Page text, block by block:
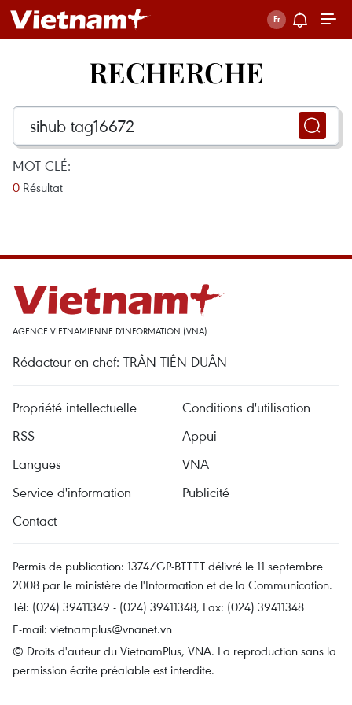
RECHERCHE
MOT CLÉ:
0 Résultat
AGENCE VIETNAMIENNE D'INFORMATION (VNA)
Rédacteur en chef: TRÂN TIÊN DUÂN
Propriété intellectuelle
Conditions d'utilisation
RSS
Appui
Langues
VNA
Service d'information
Publicité
Contact
Permis de publication: 1374/GP-BTTTT délivré le 11 septembre
2008 par le ministère de l'Information et de la Communication.
Tél: (024) 39411349 - (024) 39411348, Fax: (024) 39411348
E-mail: vietnamplus@vnanet.vn
© Droits d'auteur du VietnamPlus, VNA. La reproduction sans la
permission écrite préalable est interdite.